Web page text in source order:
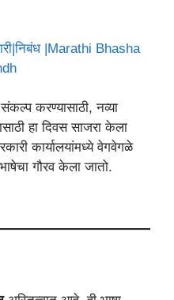
|Marathi Bhasha
करण्यासाठी, नव्या
हा दिवस साजरा केला
कार्यालयांमध्ये वेगवेगळे
गौरव केला जातो.